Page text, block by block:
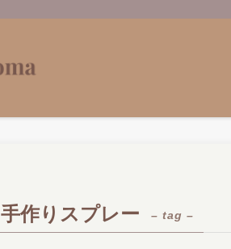
手作りスプレー – tag –